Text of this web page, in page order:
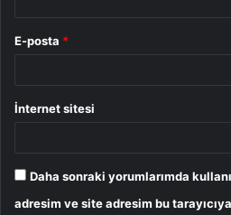
E-posta *
İnternet sitesi
Daha sonraki yorumlarımda
adresim ve site adresim bu